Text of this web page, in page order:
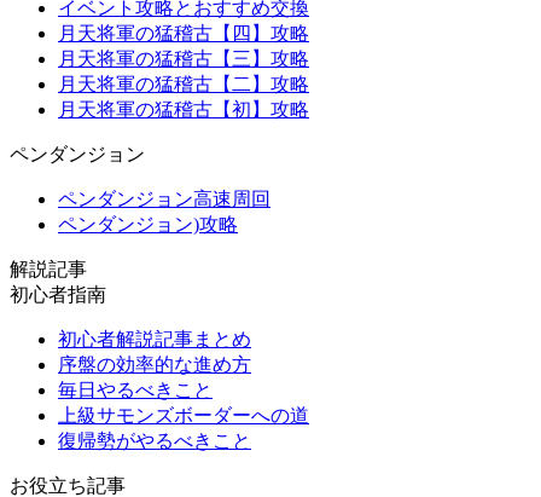
イベント攻略とおすすめ交換
月天将軍の猛稽古【四】攻略
月天将軍の猛稽古【三】攻略
月天将軍の猛稽古【二】攻略
月天将軍の猛稽古【初】攻略
ペンダンジョン
ペンダンジョン高速周回
ペンダンジョン)攻略
解説記事
初心者指南
初心者解説記事まとめ
序盤の効率的な進め方
毎日やるべきこと
上級サモンズボーダーへの道
復帰勢がやるべきこと
お役立ち記事